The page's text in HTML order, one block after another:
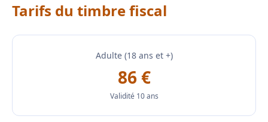
Tarifs du timbre fiscal
Adulte (18 ans et +)
86 €
Validité 10 ans